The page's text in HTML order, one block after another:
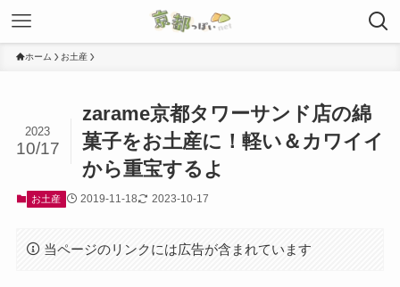
ホーム お土産
zarame京都タワーサンド店の綿
菓子をお土産に！軽い＆カワイイ
から重宝するよ
2023
10/17
お土産 2019-11-18 2023-10-17
当ページのリンクには広告が含まれています